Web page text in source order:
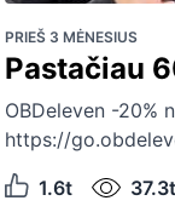
PRIEŠ 3 MĖNESIUS
Pastačiau
OBDeleven -20%
https://
1.6t
37.3t